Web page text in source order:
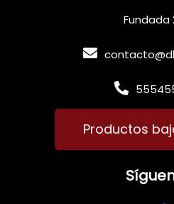
Fundada
Productos